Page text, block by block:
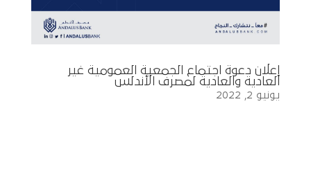
إعلان دعوة اجتماع الجمعية العمومية غير
العادية والعادية لمصرف الأندلس
يونيو 2, 2022